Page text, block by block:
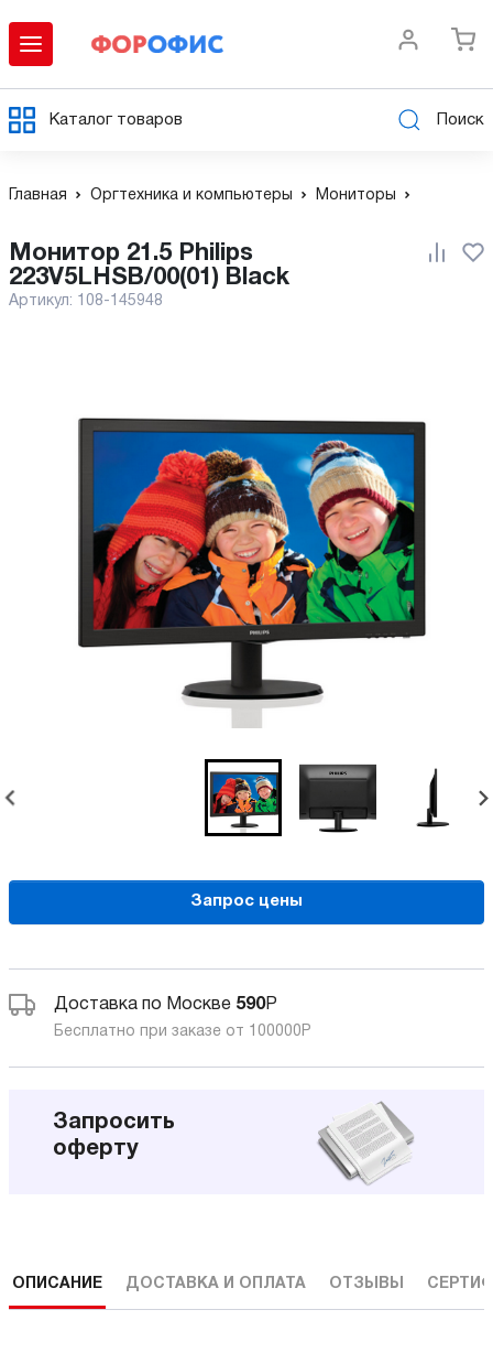
Каталог товаров Поиск
Главная Оргтехника и компьютеры Мониторы
Монитор 21.5 Philips
223V5LHSB/00(01) Black
Артикул: 108-145948
Запрос цены
Доставка по Москве 590Р
Бесплатно при заказе от 100000 Р
Запросить
оферту
ОПИСАНИЕ ДОСТАВКА И ОПЛАТА ОТЗЫВЫ